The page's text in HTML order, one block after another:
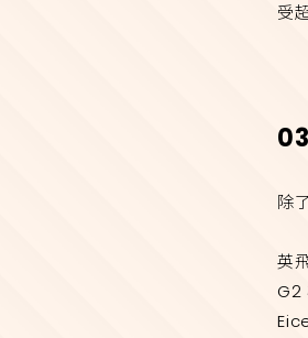
受
除
英
G2